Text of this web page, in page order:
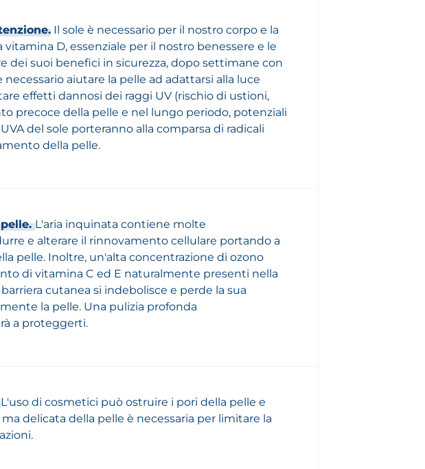
Il sole è necessario per il nostro corpo e la
D, essenziale per il nostro benessere e le
dei suoi benefici in sicurezza, dopo settimane con
aiutare la pelle ad adattarsi alla luce
effetti dannosi dei raggi UV (rischio di ustioni,
precoce della pelle e nel lungo periodo, potenziali
del sole porteranno alla comparsa di radicali
della pelle.
L'aria inquinata contiene molte
e alterare il rinnovamento cellulare portando a
pelle. Inoltre, un'alta concentrazione di ozono
di vitamina C ed E naturalmente presenti nella
cutanea si indebolisce e perde la sua
la pelle. Una pulizia profonda
a proteggerti.
L'uso di cosmetici può ostruire i pori della pelle e
delicata della pelle è necessaria per limitare la